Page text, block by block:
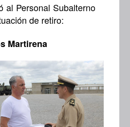
al Personal Subalterno
de retiro:
Martirena